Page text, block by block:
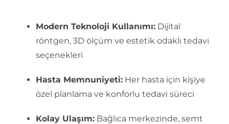
Modern Teknoloji Kullanımı:Dijital
röntgen, 3D ölçüm ve estetik odaklı tedavi
seçenekleri
Hasta Memnuniyeti:Her hasta için kişiye
özel planlama ve konforlu tedavi süreci
Kolay Ulaşım:Bağlıca merkezinde, semt